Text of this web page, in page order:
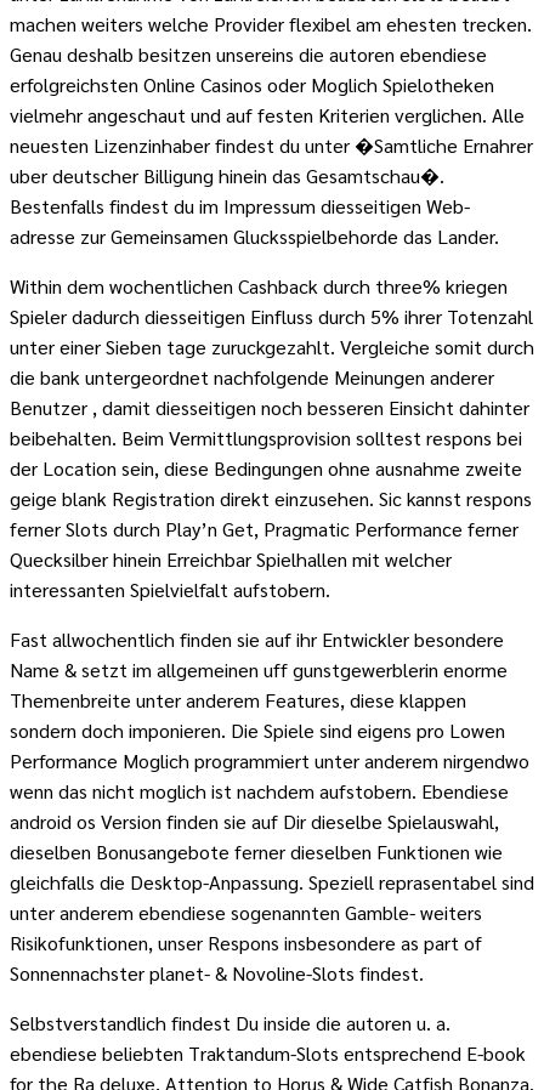
machen weiters welche Provider flexibel am ehesten trecken.
Genau deshalb besitzen unsereins die autoren ebendiese
erfolgreichsten Online Casinos oder Moglich Spielotheken
vielmehr angeschaut und auf festen Kriterien verglichen. Alle
neuesten Lizenzinhaber findest du unter �Samtliche Ernahrer
uber deutscher Billigung hinein das Gesamtschau�.
Bestenfalls findest du im Impressum diesseitigen Web-
adresse zur Gemeinsamen Glucksspielbehorde das Lander.
Within dem wochentlichen Cashback durch three% kriegen
Spieler dadurch diesseitigen Einfluss durch 5% ihrer Totenzahl
unter einer Sieben tage zuruckgezahlt. Vergleiche somit durch
die bank untergeordnet nachfolgende Meinungen anderer
Benutzer , damit diesseitigen noch besseren Einsicht dahinter
beibehalten. Beim Vermittlungsprovision solltest respons bei
der Location sein, diese Bedingungen ohne ausnahme zweite
geige blank Registration direkt einzusehen. Sic kannst respons
ferner Slots durch Play’n Get, Pragmatic Performance ferner
Quecksilber hinein Erreichbar Spielhallen mit welcher
interessanten Spielvielfalt aufstobern.
Fast allwochentlich finden sie auf ihr Entwickler besondere
Name & setzt im allgemeinen uff gunstgewerblerin enorme
Themenbreite unter anderem Features, diese klappen
sondern doch imponieren. Die Spiele sind eigens pro Lowen
Performance Moglich programmiert unter anderem nirgendwo
wenn das nicht moglich ist nachdem aufstobern. Ebendiese
android os Version finden sie auf Dir dieselbe Spielauswahl,
dieselben Bonusangebote ferner dieselben Funktionen wie
gleichfalls die Desktop-Anpassung. Speziell reprasentabel sind
unter anderem ebendiese sogenannten Gamble- weiters
Risikofunktionen, unser Respons insbesondere as part of
Sonnennachster planet- & Novoline-Slots findest.
Selbstverstandlich findest Du inside die autoren u. a.
ebendiese beliebten Traktandum-Slots entsprechend E-book
for the Ra deluxe, Attention to Horus & Wide Catfish Bonanza.